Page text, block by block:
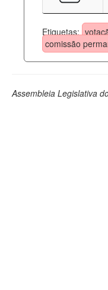
Etiquetas:
comissão
Assembleia Legislativa